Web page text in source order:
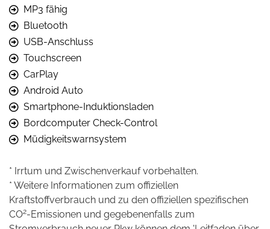
MP3 fähig
Bluetooth
USB-Anschluss
Touchscreen
CarPlay
Android Auto
Smartphone-Induktionsladen
Bordcomputer Check-Control
Müdigkeitswarnsystem
* Irrtum und Zwischenverkauf vorbehalten.
* Weitere Informationen zum offiziellen
Kraftstoffverbrauch und zu den offiziellen spezifischen
CO2-Emissionen und gegebenenfalls zum